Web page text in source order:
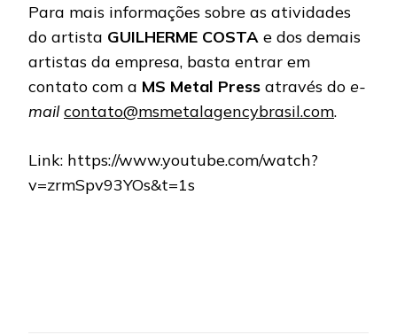
Para mais informações sobre as atividades
do artista GUILHERME COSTA e dos demais
artistas da empresa, basta entrar em
contato com a MS Metal Press através do e-
mail contato@msmetalagencybrasil.com.
Link: https://www.youtube.com/watch?
v=zrmSpv93YOs&t=1s